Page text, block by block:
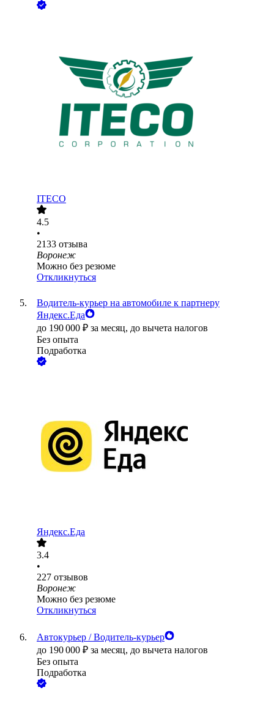
ITECO
4.5
•
2133 отзыва
Воронеж
Можно без резюме
Откликнуться
Водитель-курьер на автомобиле к партнеру
Яндекс.Еда
до 190 000 ₽ за месяц, до вычета налогов
Без опыта
Подработка
Яндекс.Еда
3.4
•
227 отзывов
Воронеж
Можно без резюме
Откликнуться
Автокурьер / Водитель-курьер
до 190 000 ₽ за месяц, до вычета налогов
Без опыта
Подработка